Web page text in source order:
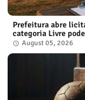
Prefeitura abre
categoria Livre
August 05, 2026